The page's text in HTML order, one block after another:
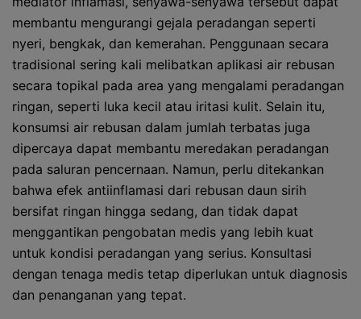
membantu mengurangi gejala peradangan seperti
nyeri, bengkak, dan kemerahan. Penggunaan secara
tradisional sering kali melibatkan aplikasi air rebusan
secara topikal pada area yang mengalami peradangan
ringan, seperti luka kecil atau iritasi kulit. Selain itu,
konsumsi air rebusan dalam jumlah terbatas juga
dipercaya dapat membantu meredakan peradangan
pada saluran pencernaan. Namun, perlu ditekankan
bahwa efek antiinflamasi dari rebusan daun sirih
bersifat ringan hingga sedang, dan tidak dapat
menggantikan pengobatan medis yang lebih kuat
untuk kondisi peradangan yang serius. Konsultasi
dengan tenaga medis tetap diperlukan untuk diagnosis
dan penanganan yang tepat.